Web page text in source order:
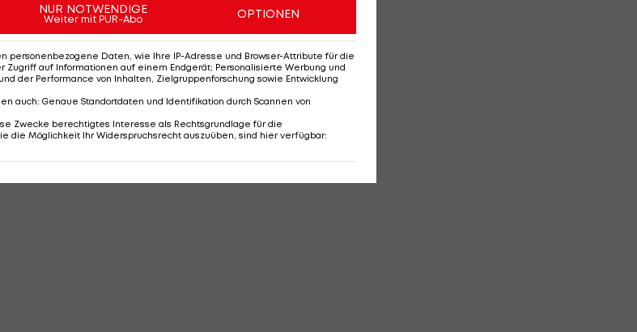
NUR NOTWENDIGE
Weiter mit PUR-Abo OPTIONEN
personenbezogene Daten, wie Ihre IP-Adresse und Browser-Attribute für die
Zugriff auf Informationen auf einem Endgerät; Personalisierte Werbung und
der Performance von Inhalten, Zielgruppenforschung sowie Entwicklung
auch: Genaue Standortdaten und Identifikation durch Scannen von
Zwecke berechtigtes Interesse als Rechtsgrundlage für die
die Möglichkeit Ihr Widerspruchsrecht auszuüben, sind hier verfügbar: